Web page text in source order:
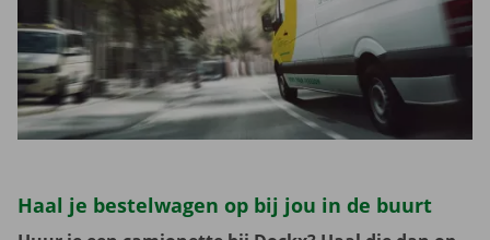
Haal je bestelwagen op bij jou in de buurt